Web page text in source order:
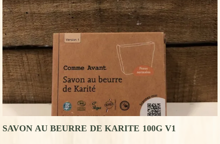
SAVON AU BEURRE DE KARITE 100G V1